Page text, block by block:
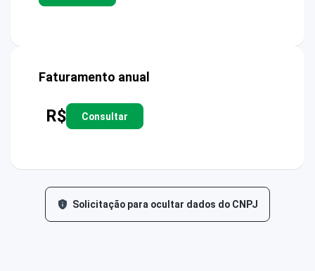
Faturamento anual
R$ Consultar
Solicitação para ocultar dados do CNPJ